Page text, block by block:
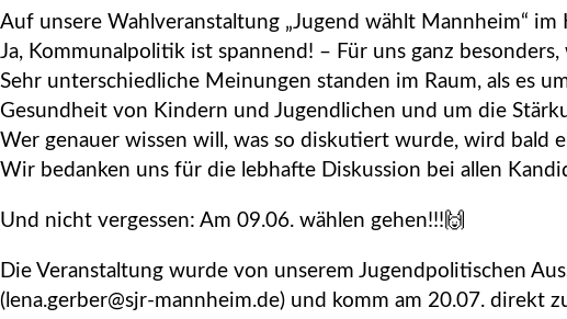
Auf unsere Wahlveranstaltung „Jugend wählt Mannheim“
Ja, Kommunalpolitik ist spannend! – Für uns ganz
Sehr unterschiedliche Meinungen standen im Raum, als es
Gesundheit von Kindern und Jugendlichen und um die
Wer genauer wissen will, was so diskutiert wurde, wird bald
Wir bedanken uns für die lebhafte Diskussion bei allen
Und nicht vergessen: Am 09.06. wählen gehen!!!🙌
Die Veranstaltung wurde von unserem Jugendpolitischen
(lena.gerber@sjr-mannheim.de) und komm am 20.07. direkt